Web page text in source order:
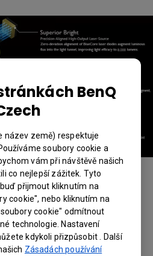
BenQ
název země) respektuje
soubory cookie a
vám při návštěvě našich
co nejlepší zážitek. Tyto
přijmout kliknutím na
cookie", nebo kliknutím na
cookie" odmítnout
technologie. Nastavení
kdykoli přizpůsobit . Další
Zásadách používání
využívající výkonnou
BlueCore okamžitě
které trápily
Protože se navíc tyto
světelnou technologií
provozní